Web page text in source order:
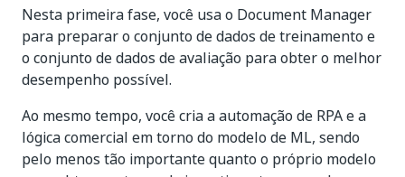
Nesta primeira fase, você usa o Document Manager
para preparar o conjunto de dados de treinamento e
o conjunto de dados de avaliação para obter o melhor
desempenho possível.
Ao mesmo tempo, você cria a automação de RPA e a
lógica comercial em torno do modelo de ML, sendo
pelo menos tão importante quanto o próprio modelo